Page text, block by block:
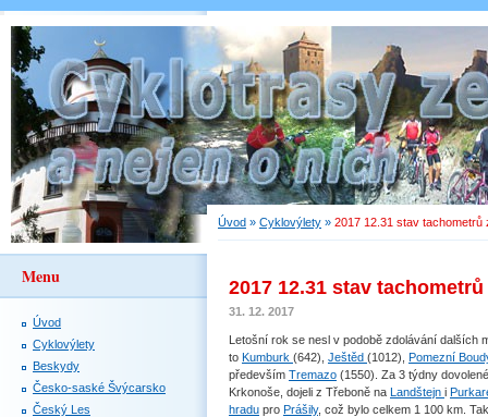
Úvod » Cyklovýlety » 2017 12.31 stav tachometrů
2017 12.31 stav
31. 12. 2017
Letošní rok se nesl v podobě zdolávání dalších
to Kumburk (642), Ještěd (1012), Pomezní
především Tremazo (1550). Za 3 týdny
Krkonoše, dojeli z Třeboně na Landštejn i
hradu pro Prášily, což bylo celkem 1 100 km.
Menu
Úvod
Cyklovýlety
Beskydy
Česko-saské Švýcarsko
Český Les